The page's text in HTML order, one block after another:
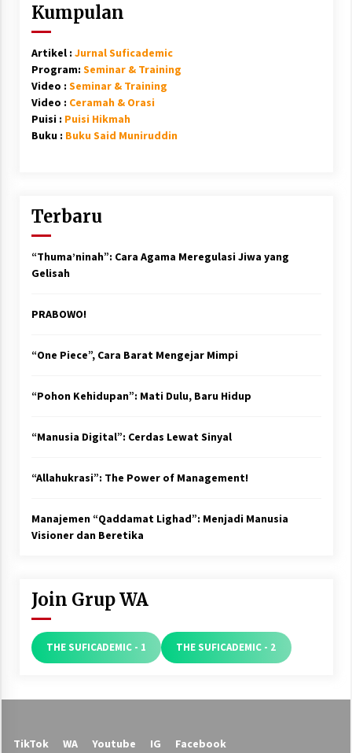
Kumpulan
Artikel : Jurnal Suficademic
Program: Seminar & Training
Video : Seminar & Training
Video : Ceramah & Orasi
Puisi : Puisi Hikmah
Buku : Buku Said Muniruddin
Terbaru
“Thuma’ninah”: Cara Agama Meregulasi Jiwa yang
Gelisah
PRABOWO!
“One Piece”, Cara Barat Mengejar Mimpi
“Pohon Kehidupan”: Mati Dulu, Baru Hidup
“Manusia Digital”: Cerdas Lewat Sinyal
“Allahukrasi”: The Power of Management!
Manajemen “Qaddamat Lighad”: Menjadi Manusia
Visioner dan Beretika
Join Grup WA
THE SUFICADEMIC - 1 THE SUFICADEMIC - 2
TikTok WA Youtube IG Facebook